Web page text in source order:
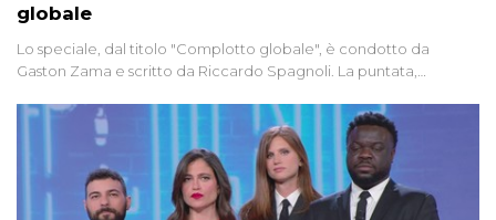
globale
Lo speciale, dal titolo "Complotto globale", è condotto da
Gaston Zama e scritto da Riccardo Spagnoli. La puntata,
racconta l'universo delle narrazioni alternative, dei sospetti
globali e del complottismo che negli ultimi anni hanno invaso
social network, talk show, piazze digitali e immaginario collettivo.